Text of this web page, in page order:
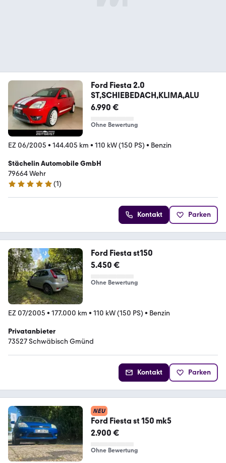
Ford Fiesta 2.0
ST,SCHIEBEDACH,KLIMA,ALU
6.990 €
Ohne Bewertung
EZ 06/2005 • 144.405 km • 110 kW (150 PS) • Benzin
Stächelin Automobile GmbH
79664 Wehr
5 Sterne
(1)
Kontakt Parken
Ford Fiesta st150
5.450 €
Ohne Bewertung
EZ 07/2005 • 177.000 km • 110 kW (150 PS) • Benzin
Privatanbieter
73527 Schwäbisch Gmünd
Kontakt Parken
NEU
Ford Fiesta st 150 mk5
2.900 €
Ohne Bewertung